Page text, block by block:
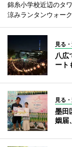
錦糸小学校近辺のタ
涼みランタンウォー
見る
八
ート
見る
墨田
姻届